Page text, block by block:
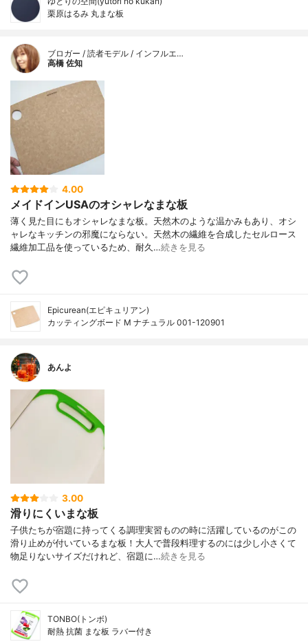
栗原はるみ 丸まな板
ブロガー / 読者モデル / インフルエ…
高橋 佐知
4.00
メイドインUSAのオシャレなまな板
薄く見た目にもオシャレなまな板。天然木のような温かみもあり、オシ
ャレなキッチンの邪魔にならない。天然木の繊維を合成したセルロース
繊維加工品を使っているため、耐久…続きを見る
Epicurean(エピキュリアン)
カッティングボード M ナチュラル 001-120901
あんよ
3.00
滑りにくいまな板
子供たちが宿題に持ってくる調理実習ものの時に活躍しているのがこの
滑り止めが付いているまな板！大人で普段料理するのには少し小さくて
物足りないサイズだけれど、宿題に…続きを見る
TONBO(トンボ)
耐熱 抗菌 まな板 ラバー付き